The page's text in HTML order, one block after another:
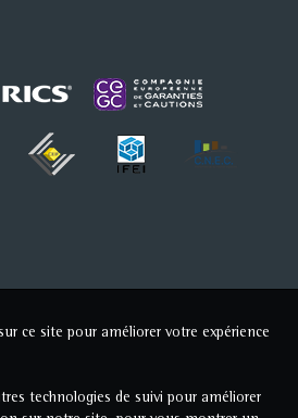
ce site pour améliorer votre expérience
technologies de suivi pour améliorer